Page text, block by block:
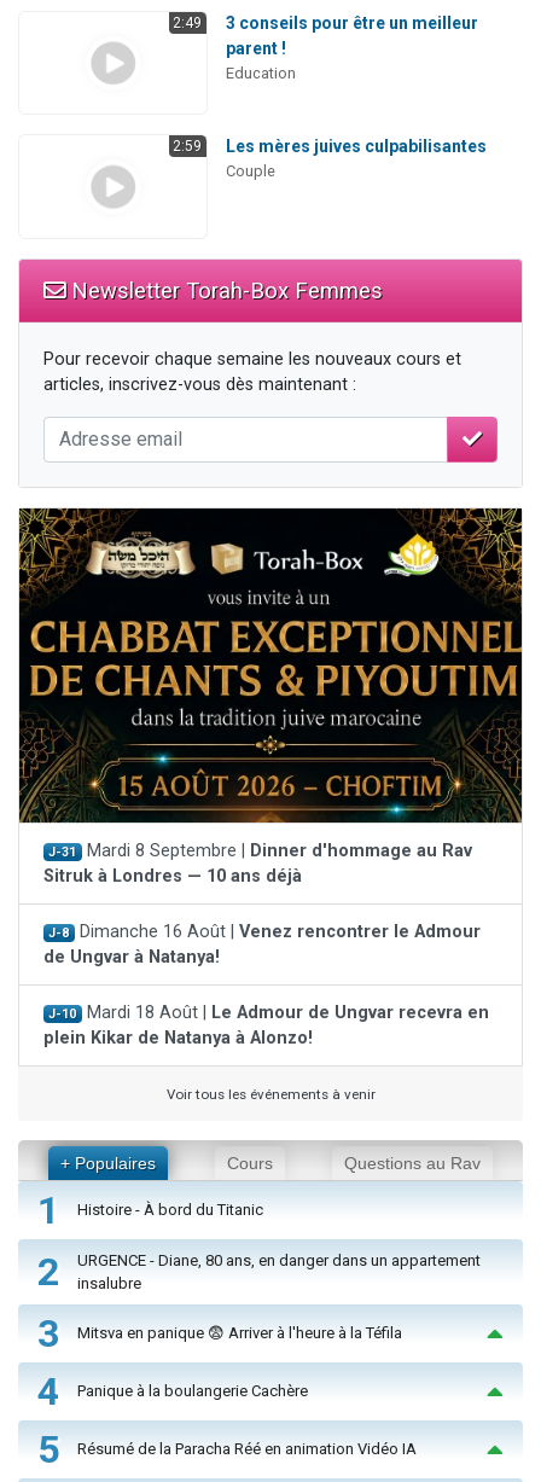
2:49
3 conseils pour être un meilleur
parent !
Education
2:59 Les mères juives culpabilisantes
Couple
Newsletter Torah-Box Femmes
Pour recevoir chaque semaine les nouveaux cours et
articles, inscrivez-vous dès maintenant :
J-31 Mardi 8 Septembre |
Dinner d'hommage au Rav
Sitruk à Londres — 10 ans déjà
J-8 Dimanche 16 Août | Venez rencontrer le Admour
de Ungvar à Natanya!
J-10 Mardi 18 Août |
Le Admour de Ungvar recevra en
plein Kikar de Natanya à Alonzo!
Voir tous les événements à venir
+ Populaires Cours Questions au Rav
1 Histoire - À bord du Titanic
2
URGENCE - Diane, 80 ans, en danger dans un appartement
insalubre
3 Mitsva en panique 😨 Arriver à l'heure à la Téfila
4 Panique à la boulangerie Cachère
5 Résumé de la Paracha Réé en animation Vidéo IA